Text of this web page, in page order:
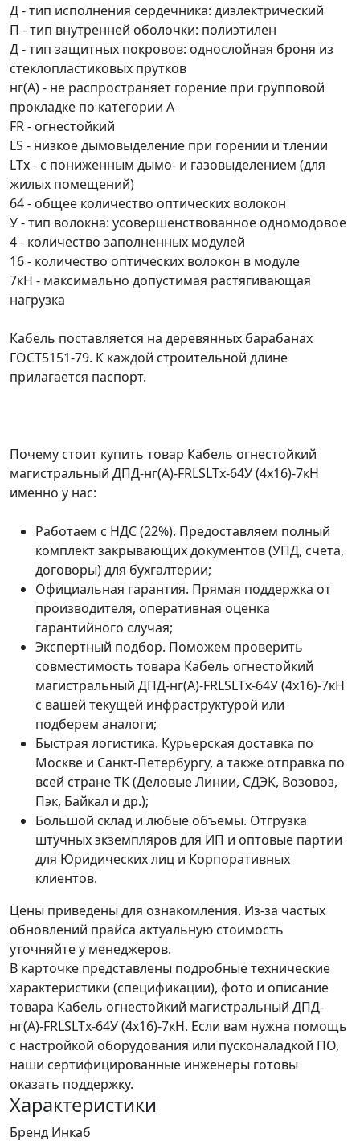
Д - тип исполнения сердечника: диэлектрический
П - тип внутренней оболочки: полиэтилен
Д - тип защитных покровов: однослойная броня из
стеклопластиковых прутков
нг(A) - не распространяет горение при групповой
прокладке по категории А
FR - огнестойкий
LS - низкое дымовыделение при горении и тлении
LTx - с пониженным дымо- и газовыделением (для
жилых помещений)
64 - общее количество оптических волокон
У - тип волокна: усовершенствованное одномодовое
4 - количество заполненных модулей
16 - количество оптических волокон в модуле
7кН - максимально допустимая растягивающая
нагрузка
Кабель поставляется на деревянных барабанах
ГОСТ5151-79. К каждой строительной длине
прилагается паспорт.
Почему стоит купить товар Кабель огнестойкий
магистральный ДПД-нг(А)-FRLSLTx-64У (4x16)-7кН
именно у нас:
Работаем с НДС (22%). Предоставляем полный
комплект закрывающих документов (УПД, счета,
договоры) для бухгалтерии;
Официальная гарантия. Прямая поддержка от
производителя, оперативная оценка
гарантийного случая;
Экспертный подбор. Поможем проверить
совместимость товара Кабель огнестойкий
магистральный ДПД-нг(А)-FRLSLTx-64У (4x16)-7кН
с вашей текущей инфраструктурой или
подберем аналоги;
Быстрая логистика. Курьерская доставка по
Москве и Санкт-Петербургу, а также отправка по
всей стране ТК (Деловые Линии, СДЭК, Возовоз,
Пэк, Байкал и др.);
Большой склад и любые объемы. Отгрузка
штучных экземпляров для ИП и оптовые партии
для Юридических лиц и Корпоративных
клиентов.
Цены приведены для ознакомления. Из‑за частых
обновлений прайса актуальную стоимость
уточняйте у менеджеров.
В карточке представлены подробные технические
характеристики (спецификации), фото и описание
товара Кабель огнестойкий магистральный ДПД-
нг(А)-FRLSLTx-64У (4x16)-7кН. Если вам нужна помощь
с настройкой оборудования или пусконаладкой ПО,
наши сертифицированные инженеры готовы
оказать поддержку.
Характеристики
Бренд Инкаб